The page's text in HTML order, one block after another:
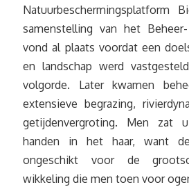
Natuurbeschermingsplatform
samenstelling van het
vond al plaats voordat een
en landschap werd
volgorde. Later kwamen
extensieve begrazing,
getijdenvergroting. Men zat
handen in het haar, want
ongeschikt voor de
wikkeling die men toen voor